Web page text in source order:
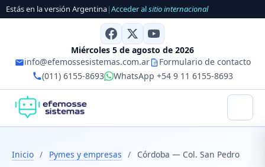
Estás en la versión Argentina|Acceder alsitio internacional
Miércoles 5 de agosto de 2026
info@efemossesistemas.com.ar
Formulario de contacto
(011) 6155-8693
WhatsApp +54 9 11 6155-8693
Inicio / Pymes y empresas / Córdoba — Col. San Pedro